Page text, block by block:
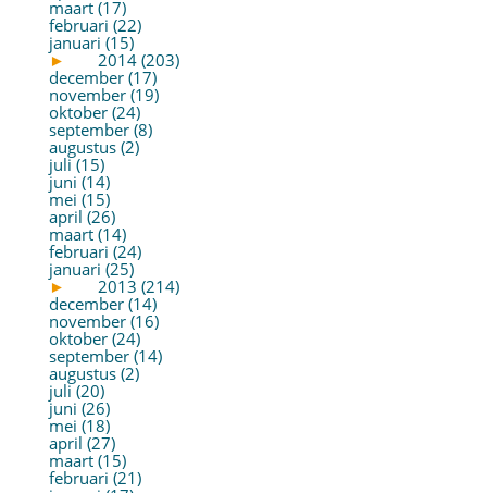
maart (17)
februari (22)
januari (15)
►
2014 (203)
december (17)
november (19)
oktober (24)
september (8)
augustus (2)
juli (15)
juni (14)
mei (15)
april (26)
maart (14)
februari (24)
januari (25)
►
2013 (214)
december (14)
november (16)
oktober (24)
september (14)
augustus (2)
juli (20)
juni (26)
mei (18)
april (27)
maart (15)
februari (21)